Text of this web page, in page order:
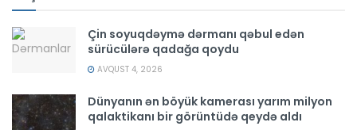
Çin soyuqdəymə dərmanı qəbul edən
sürücülərə qadağa qoydu
AVQUST 4, 2026
Dünyanın ən böyük kamerası yarım milyon
qalaktikanı bir görüntüdə qeydə aldı